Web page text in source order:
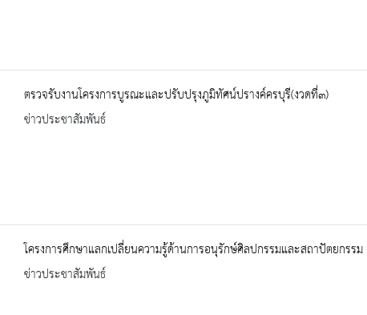
ตรวจรับงานโครงการบูรณะและปรับปรุงภูมิทัศน์ปรางค์ครบุรี(งวดที่๓)
ข่าวประชาสัมพันธ์
โครงการศึกษาแลกเปลี่ยนความรู้ด้านการอนุรักษ์ศิลปกรรมและสถาปัตยกรรม
ข่าวประชาสัมพันธ์